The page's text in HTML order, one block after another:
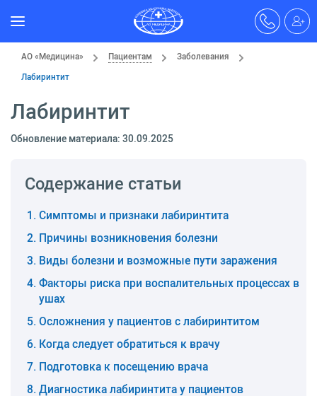
АО «Медицина» Пациентам
Заболевания
Лабиринтит
Лабиринтит
Обновление материала: 30.09.2025
Содержание статьи
Симптомы и признаки лабиринтита
Причины возникновения болезни
Виды болезни и возможные пути заражения
Факторы риска при воспалительных процессах в
ушах
Осложнения у пациентов с лабиринтитом
Когда следует обратиться к врачу
Подготовка к посещению врача
Диагностика лабиринтита у пациентов